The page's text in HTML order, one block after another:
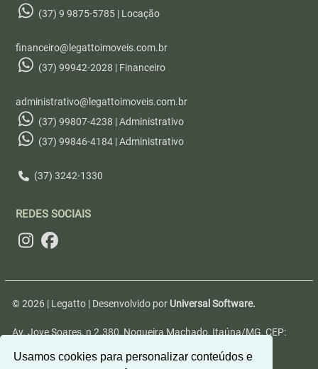
Usamos cookies para personalizar conteúdos e
(37) 9 9875-5785 | Locação
financeiro@legattoimoveis.com.br
(37) 99942-2028 | Financeiro
administrativo@legattoimoveis.com.br
(37) 99807-4238 | Administrativo
(37) 99846-4184 | Administrativo
(37) 3242-1330
REDES SOCIAIS
© 2026 | Legatto | Desenvolvido por Universal Software.
Av. Jove Soares, n 2.380, Nogueira Machado, Itaúna/MG, CEP: